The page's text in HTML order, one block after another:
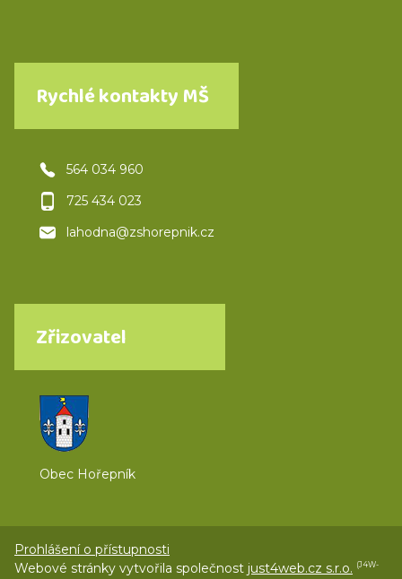
Rychlé kontakty MŠ
564 034 960
725 434 023
lahodna@zshorepnik.cz
Zřizovatel
Obec Hořepník
Prohlášení o přístupnosti
Webové stránky vytvořila společnost just4web.cz s.r.o. (J4W-